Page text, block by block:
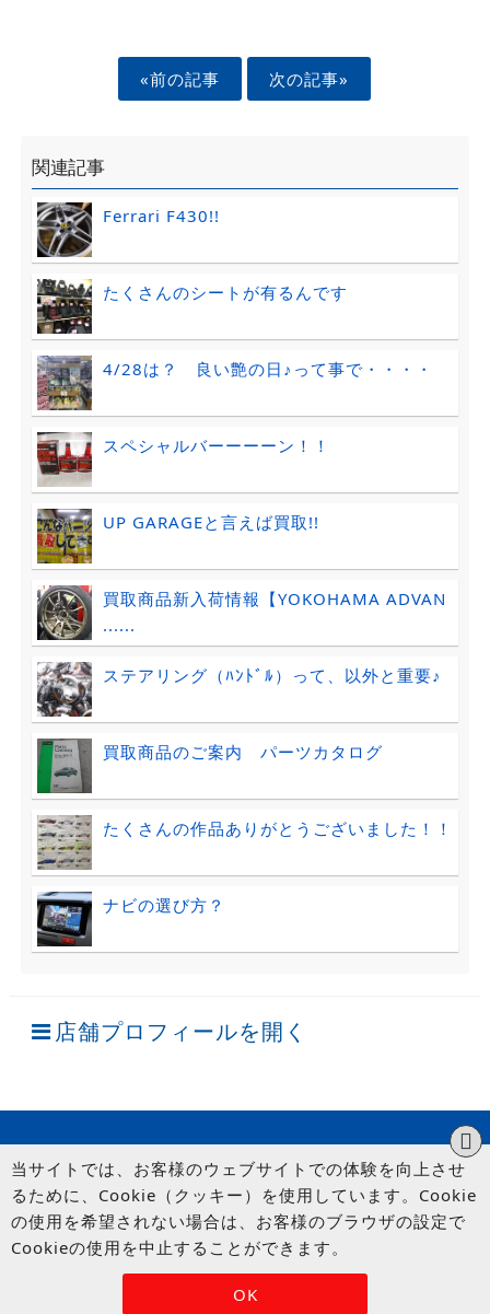
«前の記事 次の記事»
関連記事
Ferrari F430!!
たくさんのシートが有るんです
4/28は？ 良い艶の日♪って事で・・・・
スペシャルバーーーーン！！
UP GARAGEと言えば買取!!
買取商品新入荷情報【YOKOHAMA ADVAN
......
ステアリング（ﾊﾝﾄﾞﾙ）って、以外と重要♪
買取商品のご案内 パーツカタログ
たくさんの作品ありがとうございました！！
ナビの選び方？
店舗プロフィールを開く
© UP GARAGE GROUP Co., Ltd.
OK
当サイトでは、お客様のウェブサイトでの体験を向上させ
るために、Cookie（クッキー）を使用しています。Cookie
の使用を希望されない場合は、お客様のブラウザの設定で
Cookieの使用を中止することができます。